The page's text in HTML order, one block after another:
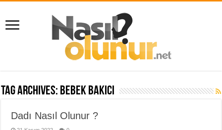
Tag Archives: bebek bakıcı
Dadı Nasıl Olunur ?